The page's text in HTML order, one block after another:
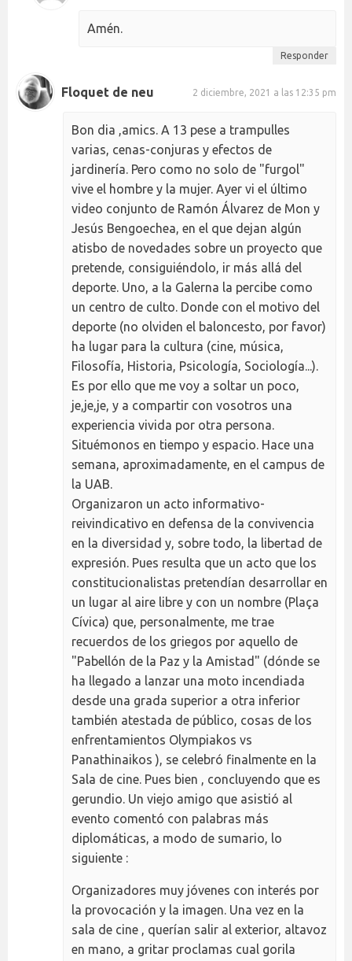
Amén.
Responder
Floquet de neu 2 diciembre, 2021 a las 12:35 pm
Bon dia ,amics. A 13 pese a trampulles
varias, cenas-conjuras y efectos de
jardinería. Pero como no solo de "furgol"
vive el hombre y la mujer. Ayer vi el último
video conjunto de Ramón Álvarez de Mon y
Jesús Bengoechea, en el que dejan algún
atisbo de novedades sobre un proyecto que
pretende, consiguiéndolo, ir más allá del
deporte. Uno, a la Galerna la percibe como
un centro de culto. Donde con el motivo del
deporte (no olviden el baloncesto, por favor)
ha lugar para la cultura (cine, música,
Filosofía, Historia, Psicología, Sociología...).
Es por ello que me voy a soltar un poco,
je,je,je, y a compartir con vosotros una
experiencia vivida por otra persona.
Situémonos en tiempo y espacio. Hace una
semana, aproximadamente, en el campus de
la UAB.
Organizaron un acto informativo-
reivindicativo en defensa de la convivencia
en la diversidad y, sobre todo, la libertad de
expresión. Pues resulta que un acto que los
constitucionalistas pretendían desarrollar en
un lugar al aire libre y con un nombre (Plaça
Cívica) que, personalmente, me trae
recuerdos de los griegos por aquello de
"Pabellón de la Paz y la Amistad" (dónde se
ha llegado a lanzar una moto incendiada
desde una grada superior a otra inferior
también atestada de público, cosas de los
enfrentamientos Olympiakos vs
Panathinaikos ), se celebró finalmente en la
Sala de cine. Pues bien , concluyendo que es
gerundio. Un viejo amigo que asistió al
evento comentó con palabras más
diplomáticas, a modo de sumario, lo
siguiente :
Organizadores muy jóvenes con interés por
la provocación y la imagen. Una vez en la
sala de cine , querían salir al exterior, altavoz
en mano, a gritar proclamas cual gorila